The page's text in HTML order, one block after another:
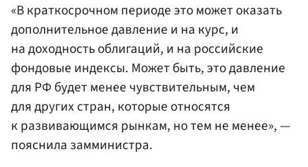
«В краткосрочном периоде это может оказать
дополнительное давление и на курс, и
на доходность облигаций, и на российские
фондовые индексы. Может быть, это давление
для РФ будет менее чувствительным, чем
для других стран, которые относятся
к развивающимся рынкам, но тем не менее», —
пояснила замминистра.